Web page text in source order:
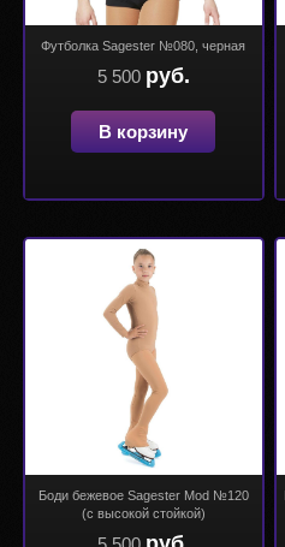
Футболка Sagester №080, черная
5 500 руб.
В корзину
Боди бежевое Sagester Mod №120
(с высокой стойкой)